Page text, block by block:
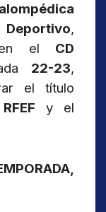
Deportivo,
en el CD
22-23,
el título
y el